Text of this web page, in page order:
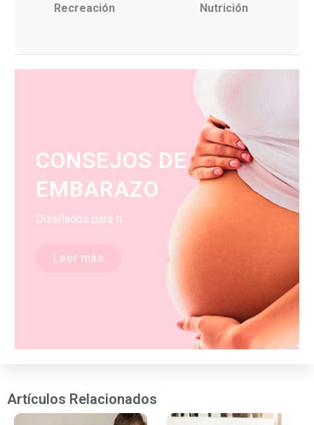
Recreación Nutrición
CONSEJOS DE
EMBARAZO
Diseñados para ti
Leer más
Artículos Relacionados